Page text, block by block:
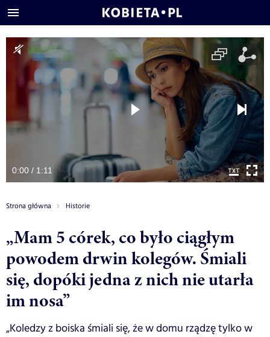
0:00 / 1:11
Strona główna Historie
„Mam 5 córek, co było ciągłym
powodem drwin kolegów. Śmiali
się, dopóki jedna z nich nie utarła
im nosa”
„Koledzy z boiska śmiali się, że w domu rządzę tylko w